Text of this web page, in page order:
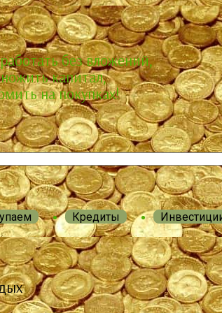
без вложений,
капитал,
на покупках!
Кредиты